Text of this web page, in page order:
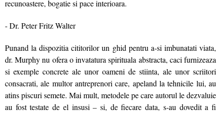
recunoastere, bogatie si pace interioara.
- Dr. Peter Fritz Walter
Punand la dispozitia cititorilor un ghid pentru a-si imbunatati viata,
dr. Murphy nu ofera o invatatura spirituala abstracta, caci furnizeaza
si exemple concrete ale unor oameni de stiinta, ale unor scriitori
consacrati, ale multor antreprenori care, apeland la tehnicile lui, au
atins piscuri semete. Mai mult, metodele pe care autorul le dezvaluie
au fost testate de el insusi – si, de fiecare data, s-au dovedit a fi